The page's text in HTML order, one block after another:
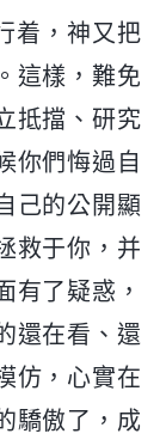
着，神又把
這樣，難免
抵擋、研究
你們悔過自
己的公開顯
救于你，并
有了疑惑，
還在看、還
仿，心實在
驕傲了，成